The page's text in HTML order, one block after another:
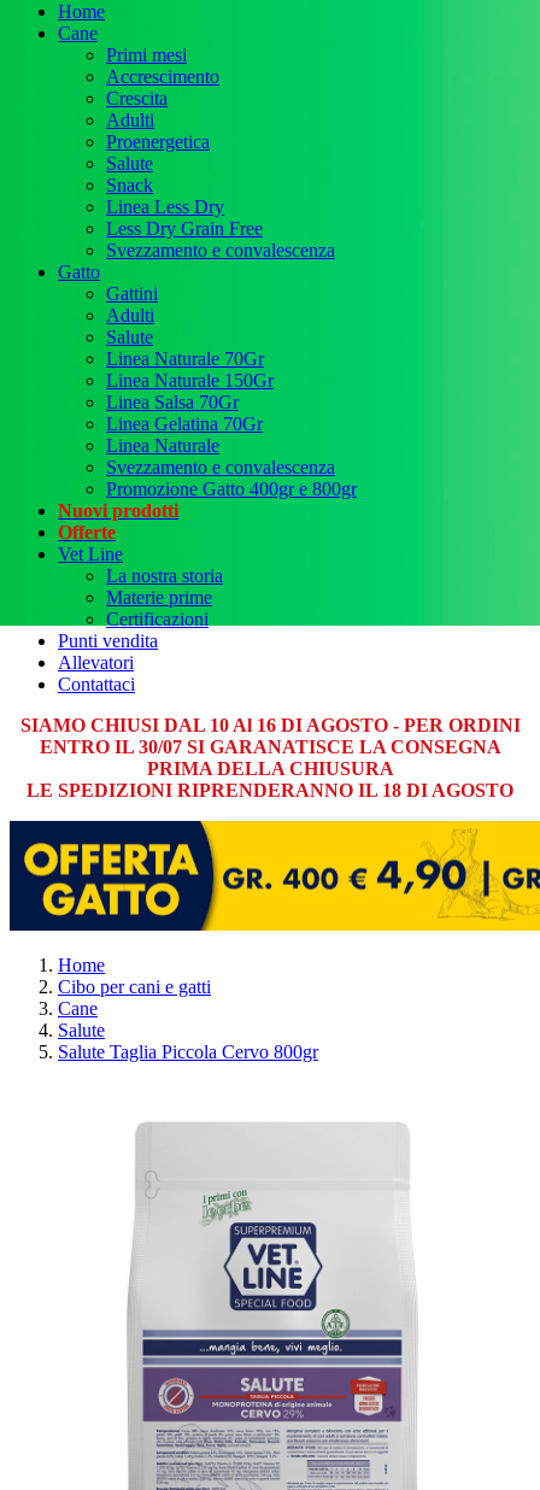
Home
Cane
Primi mesi
Accrescimento
Crescita
Adulti
Proenergetica
Salute
Snack
Linea Less Dry
Less Dry Grain Free
Svezzamento e convalescenza
Gatto
Gattini
Adulti
Salute
Linea Naturale 70Gr
Linea Naturale 150Gr
Linea Salsa 70Gr
Linea Gelatina 70Gr
Linea Naturale
Svezzamento e convalescenza
Promozione Gatto 400gr e 800gr
Nuovi prodotti
Offerte
Vet Line
La nostra storia
Materie prime
Certificazioni
Punti vendita
Allevatori
Contattaci
SIAMO CHIUSI DAL 10 Al 16 DI AGOSTO - PER ORDINI
ENTRO IL 30/07 SI GARANATISCE LA CONSEGNA
PRIMA DELLA CHIUSURA
LE SPEDIZIONI RIPRENDERANNO IL 18 DI AGOSTO
Home
Cibo per cani e gatti
Cane
Salute
Salute Taglia Piccola Cervo 800gr